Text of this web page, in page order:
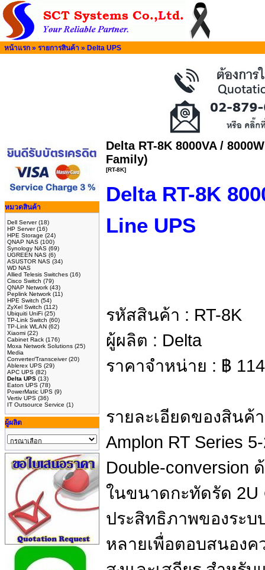
หน้าแรก » รายการสินค้า » Delta UPS
หมวดสินค้า
Dell Server(18)
HP Server(16)
HPE Storage (24)
QNAP NAS (100)
Synology NAS (69)
UGREEN NAS (6)
ASUSTOR NAS (34)
WD NAS
Allied Telesis Switches (16)
Cisco Switch (79)
QNAP Network (43)
Peplink Network (11)
HPE Switch (54)
ZyXel Switch (112)
Ubiquiti UniFi (25)
TP-Link Switch (60)
TP-Link WLAN (62)
Xiaomi (22)
Cabinet Rack (176)
Moxa Network Solutions (25)
Media
Converter/Transceiver(20)
Ablerex UPS (29)
APC UPS (82)
Delta UPS (13)
Eaton UPS (78)
PowerMatic UPS (9)
Vertiv UPS (36)
IT Outsource Service (1)
ผู้ผลิต
Delta RT-8K 8000VA /
Family)
[RT-8K]
Delta RT-8K
Line UPS
รหัสสินค้า : RT-8K
ผู้ผลิต : Delta
ราคาจำหน่าย : ฿
รายละเอียดของสินค้
Amplon RT Series
Double-conversion
ในขนาดกะทัดรัด
ประสิทธิภาพของระ
หลายเพื่อตอบสนองค